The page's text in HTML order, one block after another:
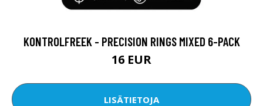
KONTROLFREEK - PRECISION RINGS MIXED 6-PACK
16 EUR
LISÄTIETOJA